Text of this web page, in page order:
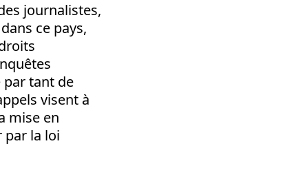
journalistes,
ce pays,
par tant de
visent à
mise en
la loi